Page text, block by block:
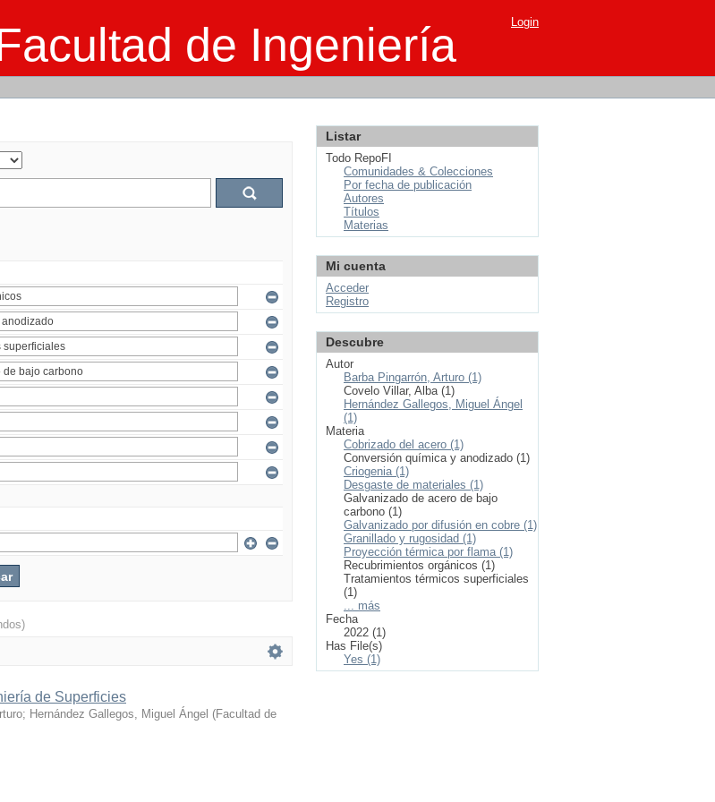
de Ingeniería Login
de Superficies
; Hernández Gallegos, Miguel Ángel (Facultad de
Listar
Todo RepoFI
Comunidades & Colecciones
Por fecha de publicación
Autores
Títulos
Materias
Mi cuenta
Acceder
Registro
Descubre
Autor
Barba Pingarrón, Arturo (1)
Covelo Villar, Alba (1)
Hernández Gallegos, Miguel Ángel
(1)
Materia
Cobrizado del acero (1)
Conversión química y anodizado (1)
Criogenia (1)
Desgaste de materiales (1)
Galvanizado de acero de bajo
carbono (1)
Galvanizado por difusión en cobre (1)
Granillado y rugosidad (1)
Proyección térmica por flama (1)
Recubrimientos orgánicos (1)
Tratamientos térmicos superficiales
(1)
... más
Fecha
2022 (1)
Has File(s)
Yes (1)